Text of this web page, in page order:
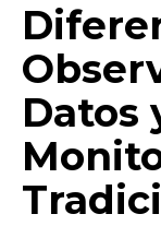
Datos